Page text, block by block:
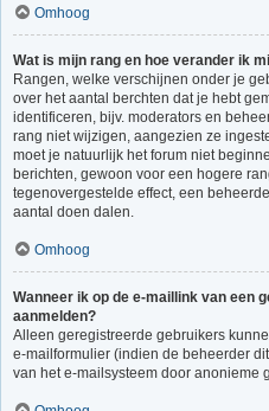
Omhoog
Wat is mijn rang en hoe verander ik
Rangen, welke verschijnen onder je
over het aantal berchten dat je hebt
identificeren, bijv. moderators en
rang niet wijzigen, aangezien ze
moet je natuurlijk het forum niet
berichten, gewoon voor een hogere
tegenovergestelde effect, een
aantal doen dalen.
Omhoog
Wanneer ik op de e-maillink van een
aanmelden?
Alleen geregistreerde gebruikers
e-mailformulier (indien de beheerder
van het e-mailsysteem door anonieme